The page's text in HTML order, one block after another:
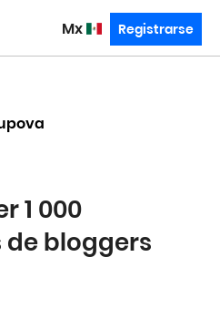
mx Registrarse
1 000
bloggers